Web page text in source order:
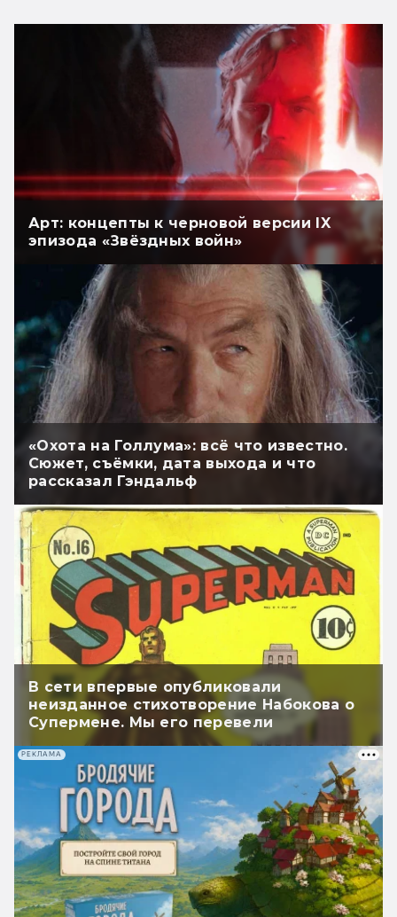
Арт: концепты к черновой версии IX
эпизода «Звёздных войн»
«Охота на Голлума»: всё что известно.
Сюжет, съёмки, дата выхода и что
рассказал Гэндальф
В сети впервые опубликовали
неизданное стихотворение Набокова о
Супермене. Мы его перевели
РЕКЛАМА